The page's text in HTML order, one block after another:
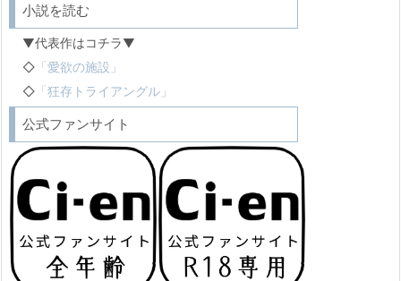
小説を読む
▼代表作はコチラ▼
◇ 「愛欲の施設」
◇ 「狂存トライアングル」
公式ファンサイト